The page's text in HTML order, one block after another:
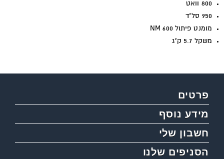
800 וואט
950 סל"ד
מומנט פיתול 600 NM
משקל 5.7 ק"ג
פרטים
מידע נוסף
חשבון שלי
הסניפים שלנו